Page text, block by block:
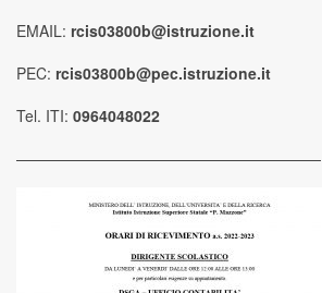
EMAIL: rcis03800b@istruzione.it
PEC: rcis03800b@pec.istruzione.it
Tel. ITI: 0964048022
————————————————————